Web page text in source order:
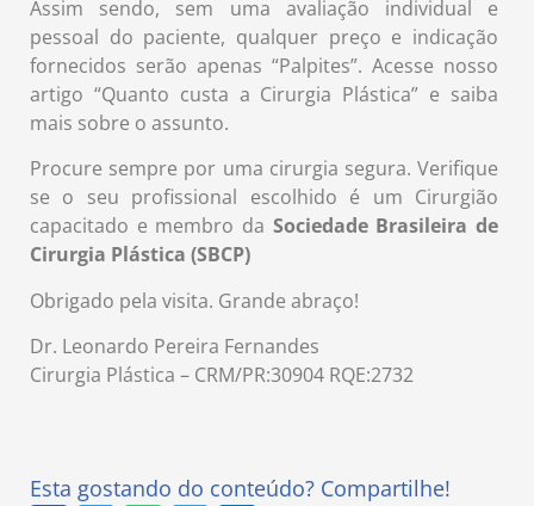
Assim sendo, sem uma avaliação individual e
pessoal do paciente, qualquer preço e indicação
fornecidos serão apenas “Palpites”. Acesse nosso
artigo “Quanto custa a Cirurgia Plástica” e saiba
mais sobre o assunto.
Procure sempre por uma cirurgia segura. Verifique
se o seu profissional escolhido é um Cirurgião
capacitado e membro da Sociedade Brasileira de
Cirurgia Plástica (SBCP)
Obrigado pela visita. Grande abraço!
Dr. Leonardo Pereira Fernandes⠀
Cirurgia Plástica – CRM/PR:30904 RQE:2732
Esta gostando do conteúdo? Compartilhe!